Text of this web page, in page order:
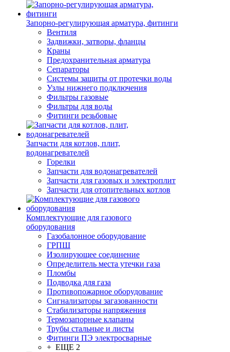
Запорно-регулирующая арматура, фитинги
Вентиля
Задвижки, затворы, фланцы
Краны
Предохранительная арматура
Сепараторы
Системы защиты от протечки воды
Узлы нижнего подключения
Фильтры газовые
Фильтры для воды
Фитинги резьбовые
Запчасти для котлов, плит,
водонагревателей
Горелки
Запчасти для водонагревателей
Запчасти для газовых и электроплит
Запчасти для отопительных котлов
Комплектующие для газового
оборудования
Газобалонное оборудование
ГРПШ
Изолирующее соединение
Определитель места утечки газа
Пломбы
Подводка для газа
Противопожарное оборудование
Сигнализаторы загазованности
Стабилизаторы напряжения
Термозапорные клапаны
Трубы стальные и листы
Фитинги ПЭ электросварные
+ ЕЩЕ 2